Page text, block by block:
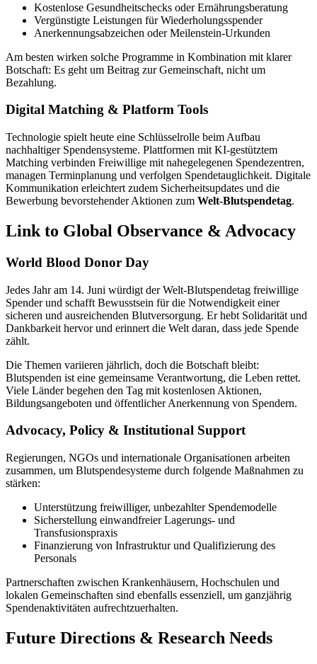
Kostenlose Gesundheitschecks oder Ernährungsberatung
Vergünstigte Leistungen für Wiederholungsspender
Anerkennungsabzeichen oder Meilenstein-Urkunden
Am besten wirken solche Programme in Kombination mit klarer
Botschaft: Es geht um Beitrag zur Gemeinschaft, nicht um
Bezahlung.
Digital Matching & Platform Tools
Technologie spielt heute eine Schlüsselrolle beim Aufbau
nachhaltiger Spendensysteme. Plattformen mit KI-gestütztem
Matching verbinden Freiwillige mit nahegelegenen Spendezentren,
managen Terminplanung und verfolgen Spendetauglichkeit. Digitale
Kommunikation erleichtert zudem Sicherheitsupdates und die
Bewerbung bevorstehender Aktionen zum Welt-Blutspendetag.
Link to Global Observance & Advocacy
World Blood Donor Day
Jedes Jahr am 14. Juni würdigt der Welt-Blutspendetag freiwillige
Spender und schafft Bewusstsein für die Notwendigkeit einer
sicheren und ausreichenden Blutversorgung. Er hebt Solidarität und
Dankbarkeit hervor und erinnert die Welt daran, dass jede Spende
zählt.
Die Themen variieren jährlich, doch die Botschaft bleibt:
Blutspenden ist eine gemeinsame Verantwortung, die Leben rettet.
Viele Länder begehen den Tag mit kostenlosen Aktionen,
Bildungsangeboten und öffentlicher Anerkennung von Spendern.
Advocacy, Policy & Institutional Support
Regierungen, NGOs und internationale Organisationen arbeiten
zusammen, um Blutspendesysteme durch folgende Maßnahmen zu
stärken:
Unterstützung freiwilliger, unbezahlter Spendemodelle
Sicherstellung einwandfreier Lagerungs- und
Transfusionspraxis
Finanzierung von Infrastruktur und Qualifizierung des
Personals
Partnerschaften zwischen Krankenhäusern, Hochschulen und
lokalen Gemeinschaften sind ebenfalls essenziell, um ganzjährig
Spendenaktivitäten aufrechtzuerhalten.
Future Directions & Research Needs